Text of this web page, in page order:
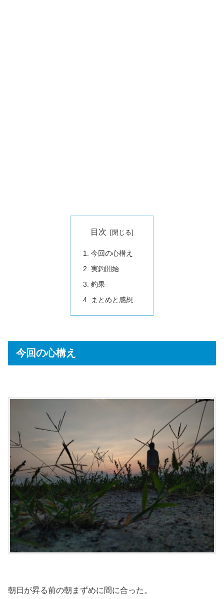
目次
今回の心構え
実釣開始
釣果
まとめと感想
今回の心構え
朝日が昇る前の朝まずめに間に合った。